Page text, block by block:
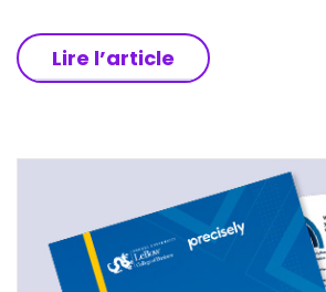
Lire l’article